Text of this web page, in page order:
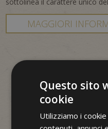
MAGGIORI
Questo sito
cookie
Utilizziamo i